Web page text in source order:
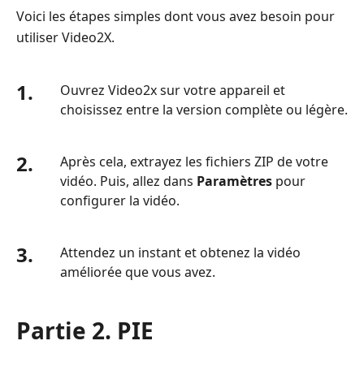
Voici les étapes simples dont vous avez besoin pour
utiliser Video2X.
1.
Ouvrez Video2x sur votre appareil et
choisissez entre la version complète ou légère.
2.
Après cela, extrayez les fichiers ZIP de votre
vidéo. Puis, allez dans Paramètres pour
configurer la vidéo.
3.
Attendez un instant et obtenez la vidéo
améliorée que vous avez.
Partie 2. PIE